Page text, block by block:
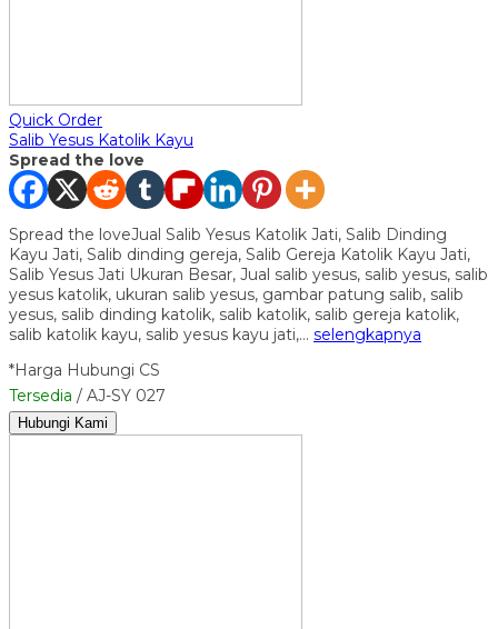
Quick Order
Salib Yesus Katolik Kayu
Spread the love
Spread the loveJual Salib Yesus Katolik Jati, Salib Dinding
Kayu Jati, Salib dinding gereja, Salib Gereja Katolik Kayu Jati,
Salib Yesus Jati Ukuran Besar, Jual salib yesus, salib yesus, salib
yesus katolik, ukuran salib yesus, gambar patung salib, salib
yesus, salib dinding katolik, salib katolik, salib gereja katolik,
salib katolik kayu, salib yesus kayu jati,… selengkapnya
*Harga Hubungi CS
Tersedia / AJ-SY 027
Hubungi Kami